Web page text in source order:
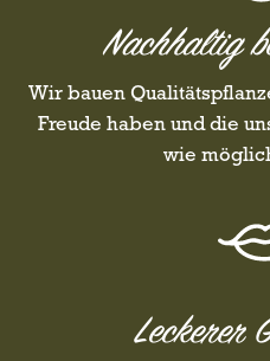
Nachhaltig
Wir bauen
Freude haben und die
wie
Leckerer